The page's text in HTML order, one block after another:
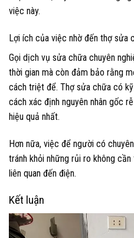
việc này.
Lợi ích của việc nhờ đến thợ sửa
Gọi dịch vụ sửa chữa chuyên
thời gian mà còn đảm bảo rằng
cách triệt để. Thợ sửa chữa có
cách xác định nguyên nhân gốc
hiệu quả nhất.
Hơn nữa, việc để người có
tránh khỏi những rủi ro không
liên quan đến điện.
Kết luận